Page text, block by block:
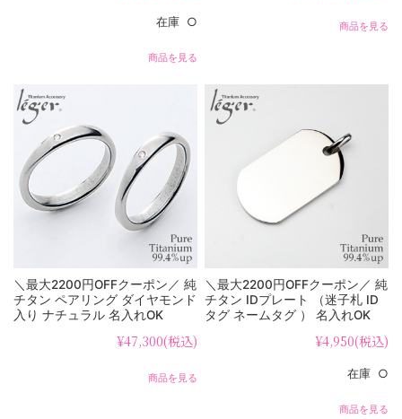
在庫 ○
商品を見る
商品を見る
＼最大2200円OFFクーポン／ 純
チタン ペアリング ダイヤモンド
入り ナチュラル 名入れOK
¥47,300(税込)
商品を見る
＼最大2200円OFFクーポン／ 純
チタン IDプレート （迷子札 ID
タグ ネームタグ ） 名入れOK
¥4,950(税込)
在庫 ○
商品を見る